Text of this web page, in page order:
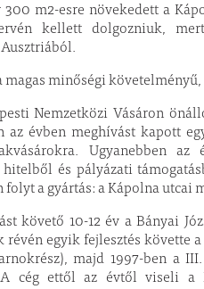
300 m2-esre növekedett a
kellett dolgozniuk,
magas minőségi
Nemzetközi Vásáron
az évben meghívást kapott
Ugyanebben
és pályázati
folyt a gyártás: a Kápolna utcai
követő 10-12 év a Bányai
egyik fejlesztés követte
majd 1997-ben a
cég ettől az évtől viseli a